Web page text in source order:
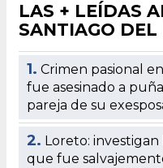
LAS + LEÍDAS
SANTIAGO DEL
1. Crimen pasional
fue asesinado a
pareja de su
2. Loreto:
que fue